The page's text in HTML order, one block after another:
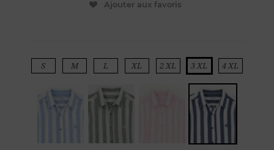
Ajouter aux favoris
S M L XL 2 XL 3 XL 4 XL